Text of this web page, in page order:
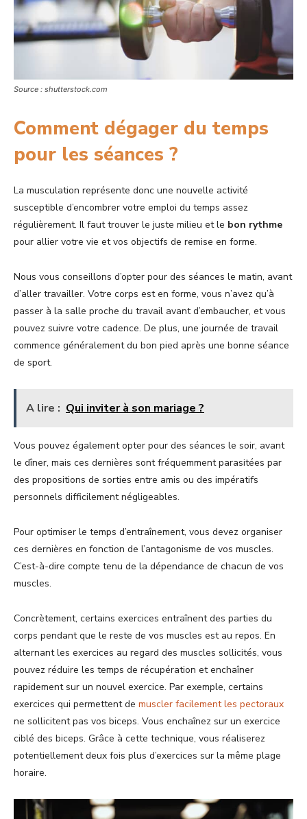
Source : shutterstock.com
Comment dégager du temps
pour les séances ?
La musculation représente donc une nouvelle activité
susceptible d’encombrer votre emploi du temps assez
régulièrement. Il faut trouver le juste milieu et le bon rythme
pour allier votre vie et vos objectifs de remise en forme.
Nous vous conseillons d’opter pour des séances le matin, avant
d’aller travailler. Votre corps est en forme, vous n’avez qu’à
passer à la salle proche du travail avant d’embaucher, et vous
pouvez suivre votre cadence. De plus, une journée de travail
commence généralement du bon pied après une bonne séance
de sport.
A lire : Qui inviter à son mariage ?
Vous pouvez également opter pour des séances le soir, avant
le dîner, mais ces dernières sont fréquemment parasitées par
des propositions de sorties entre amis ou des impératifs
personnels difficilement négligeables.
Pour optimiser le temps d’entraînement, vous devez organiser
ces dernières en fonction de l’antagonisme de vos muscles.
C’est-à-dire compte tenu de la dépendance de chacun de vos
muscles.
Concrètement, certains exercices entraînent des parties du
corps pendant que le reste de vos muscles est au repos. En
alternant les exercices au regard des muscles sollicités, vous
pouvez réduire les temps de récupération et enchaîner
rapidement sur un nouvel exercice. Par exemple, certains
exercices qui permettent de muscler facilement les pectoraux
ne sollicitent pas vos biceps. Vous enchaînez sur un exercice
ciblé des biceps. Grâce à cette technique, vous réaliserez
potentiellement deux fois plus d’exercices sur la même plage
horaire.